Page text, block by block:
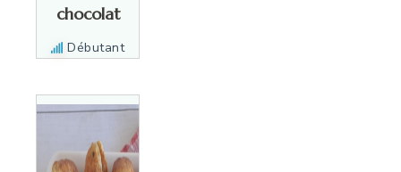
chocolat
Débutant